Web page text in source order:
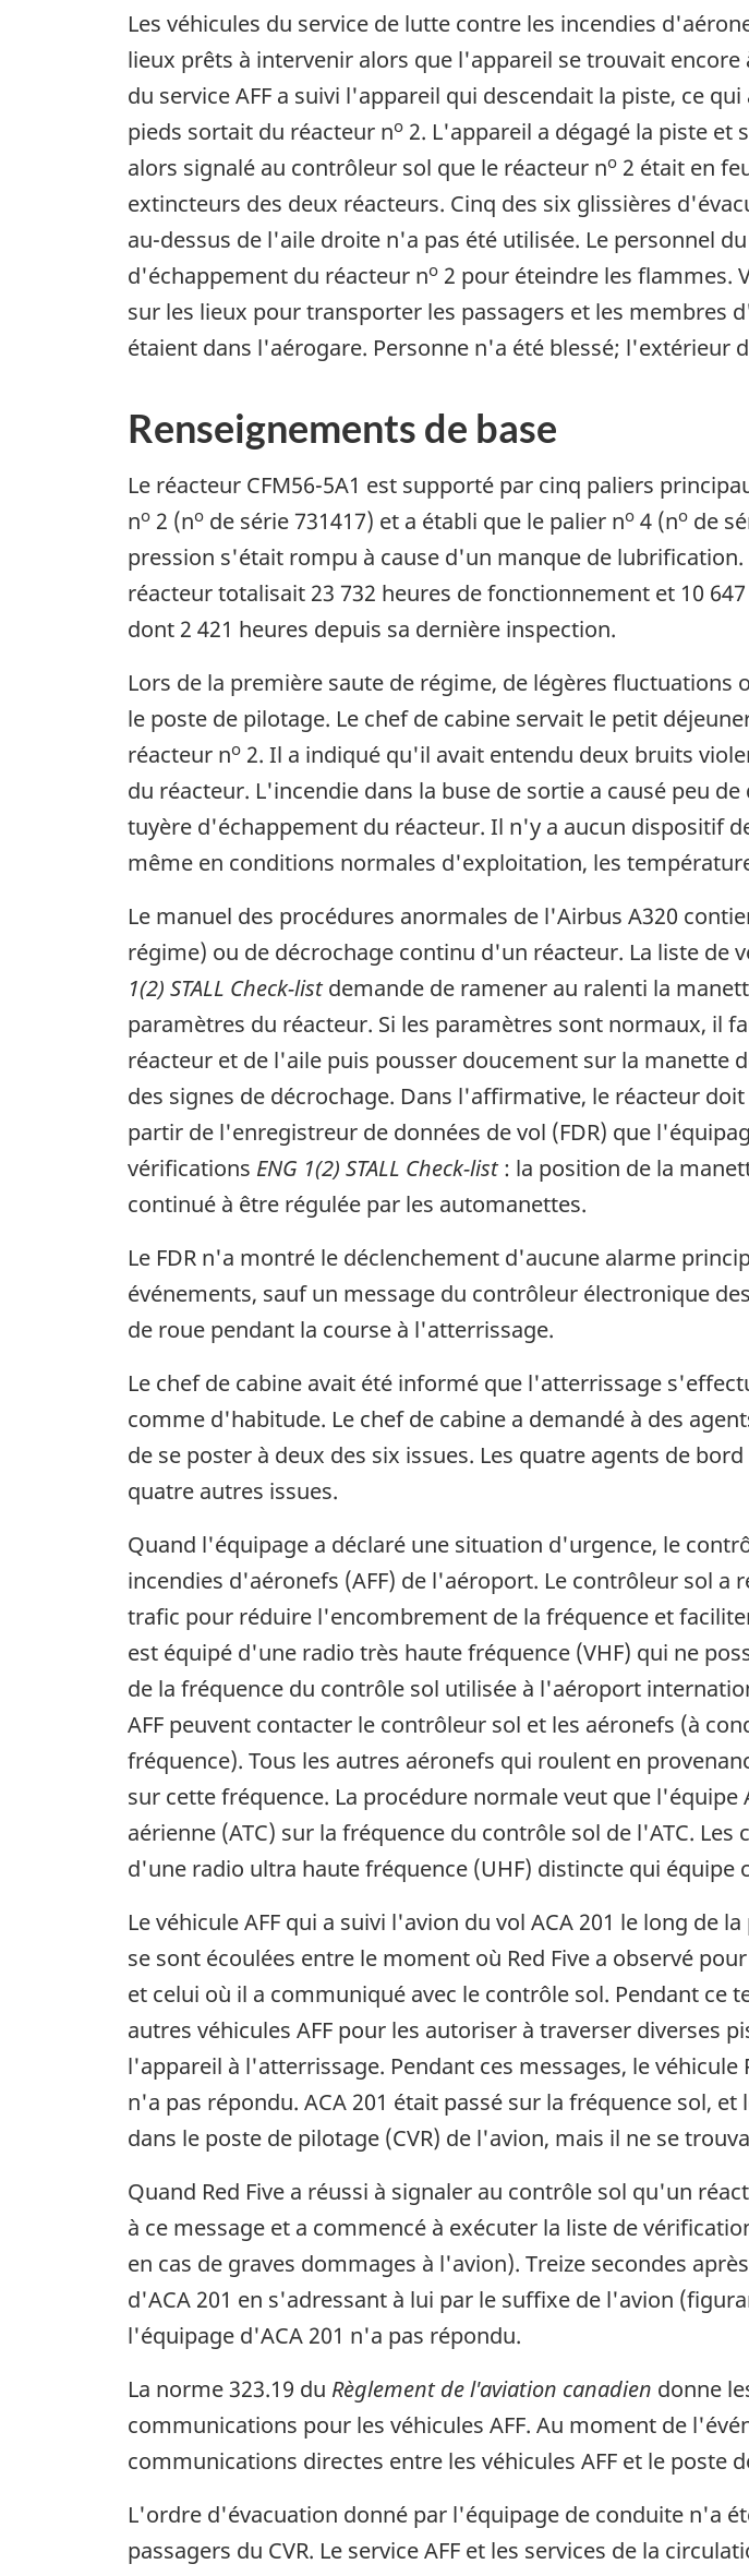
Les véhicules du service de lutte contre les incendies
lieux prêts à intervenir alors que l'appareil se trouvait
du service AFF a suivi l'appareil qui descendait la piste, ce
pieds sortait du réacteur no 2. L'appareil a dégagé la piste et
alors signalé au contrôleur sol que le réacteur no 2 était en
extincteurs des deux réacteurs. Cinq des six glissières
au-dessus de l'aile droite n'a pas été utilisée. Le personnel
d'échappement du réacteur no 2 pour éteindre les flammes.
sur les lieux pour transporter les passagers et les membres
étaient dans l'aérogare. Personne n'a été blessé; l'extérieur
Renseignements de base
Le réacteur CFM56-5A1 est supporté par cinq paliers
no 2 (no de série 731417) et a établi que le palier no 4 (no de
pression s'était rompu à cause d'un manque de
réacteur totalisait 23 732 heures de fonctionnement et 10
dont 2 421 heures depuis sa dernière inspection.
Lors de la première saute de régime, de légères
le poste de pilotage. Le chef de cabine servait le petit
réacteur no 2. Il a indiqué qu'il avait entendu deux bruits
du réacteur. L'incendie dans la buse de sortie a causé peu
tuyère d'échappement du réacteur. Il n'y a aucun dispositif
même en conditions normales d'exploitation, les
Le manuel des procédures anormales de l'Airbus A320
régime) ou de décrochage continu d'un réacteur. La liste de
1(2) STALL Check-listdemande de ramener au ralenti la
paramètres du réacteur. Si les paramètres sont normaux, il
réacteur et de l'aile puis pousser doucement sur la manette
des signes de décrochage. Dans l'affirmative, le réacteur
partir de l'enregistreur de données de vol (FDR) que
vérifications ENG 1(2) STALL Check-list: la position de la
continué à être régulée par les automanettes.
Le FDR n'a montré le déclenchement d'aucune alarme
événements, sauf un message du contrôleur électronique
de roue pendant la course à l'atterrissage.
Le chef de cabine avait été informé que l'atterrissage
comme d'habitude. Le chef de cabine a demandé à des
de se poster à deux des six issues. Les quatre agents de
quatre autres issues.
Quand l'équipage a déclaré une situation d'urgence, le
incendies d'aéronefs (AFF) de l'aéroport. Le contrôleur sol
trafic pour réduire l'encombrement de la fréquence et
est équipé d'une radio très haute fréquence (VHF) qui ne
de la fréquence du contrôle sol utilisée à l'aéroport
AFF peuvent contacter le contrôleur sol et les aéronefs (à
fréquence). Tous les autres aéronefs qui roulent en
sur cette fréquence. La procédure normale veut que
aérienne (ATC) sur la fréquence du contrôle sol de l'ATC.
d'une radio ultra haute fréquence (UHF) distincte qui équipe
Le véhicule AFF qui a suivi l'avion du vol ACA 201 le long de
se sont écoulées entre le moment où Red Five a observé
et celui où il a communiqué avec le contrôle sol. Pendant ce
autres véhicules AFF pour les autoriser à traverser diverses
l'appareil à l'atterrissage. Pendant ces messages, le
n'a pas répondu. ACA 201 était passé sur la fréquence sol,
dans le poste de pilotage (CVR) de l'avion, mais il ne se
Quand Red Five a réussi à signaler au contrôle sol qu'un
à ce message et a commencé à exécuter la liste de
en cas de graves dommages à l'avion). Treize secondes
d'ACA 201 en s'adressant à lui par le suffixe de l'avion
l'équipage d'ACA 201 n'a pas répondu.
La norme 323.19 du Règlement de l'aviation canadien donne
communications pour les véhicules AFF. Au moment de
communications directes entre les véhicules AFF et le poste
L'ordre d'évacuation donné par l'équipage de conduite n'a
passagers du CVR. Le service AFF et les services de la